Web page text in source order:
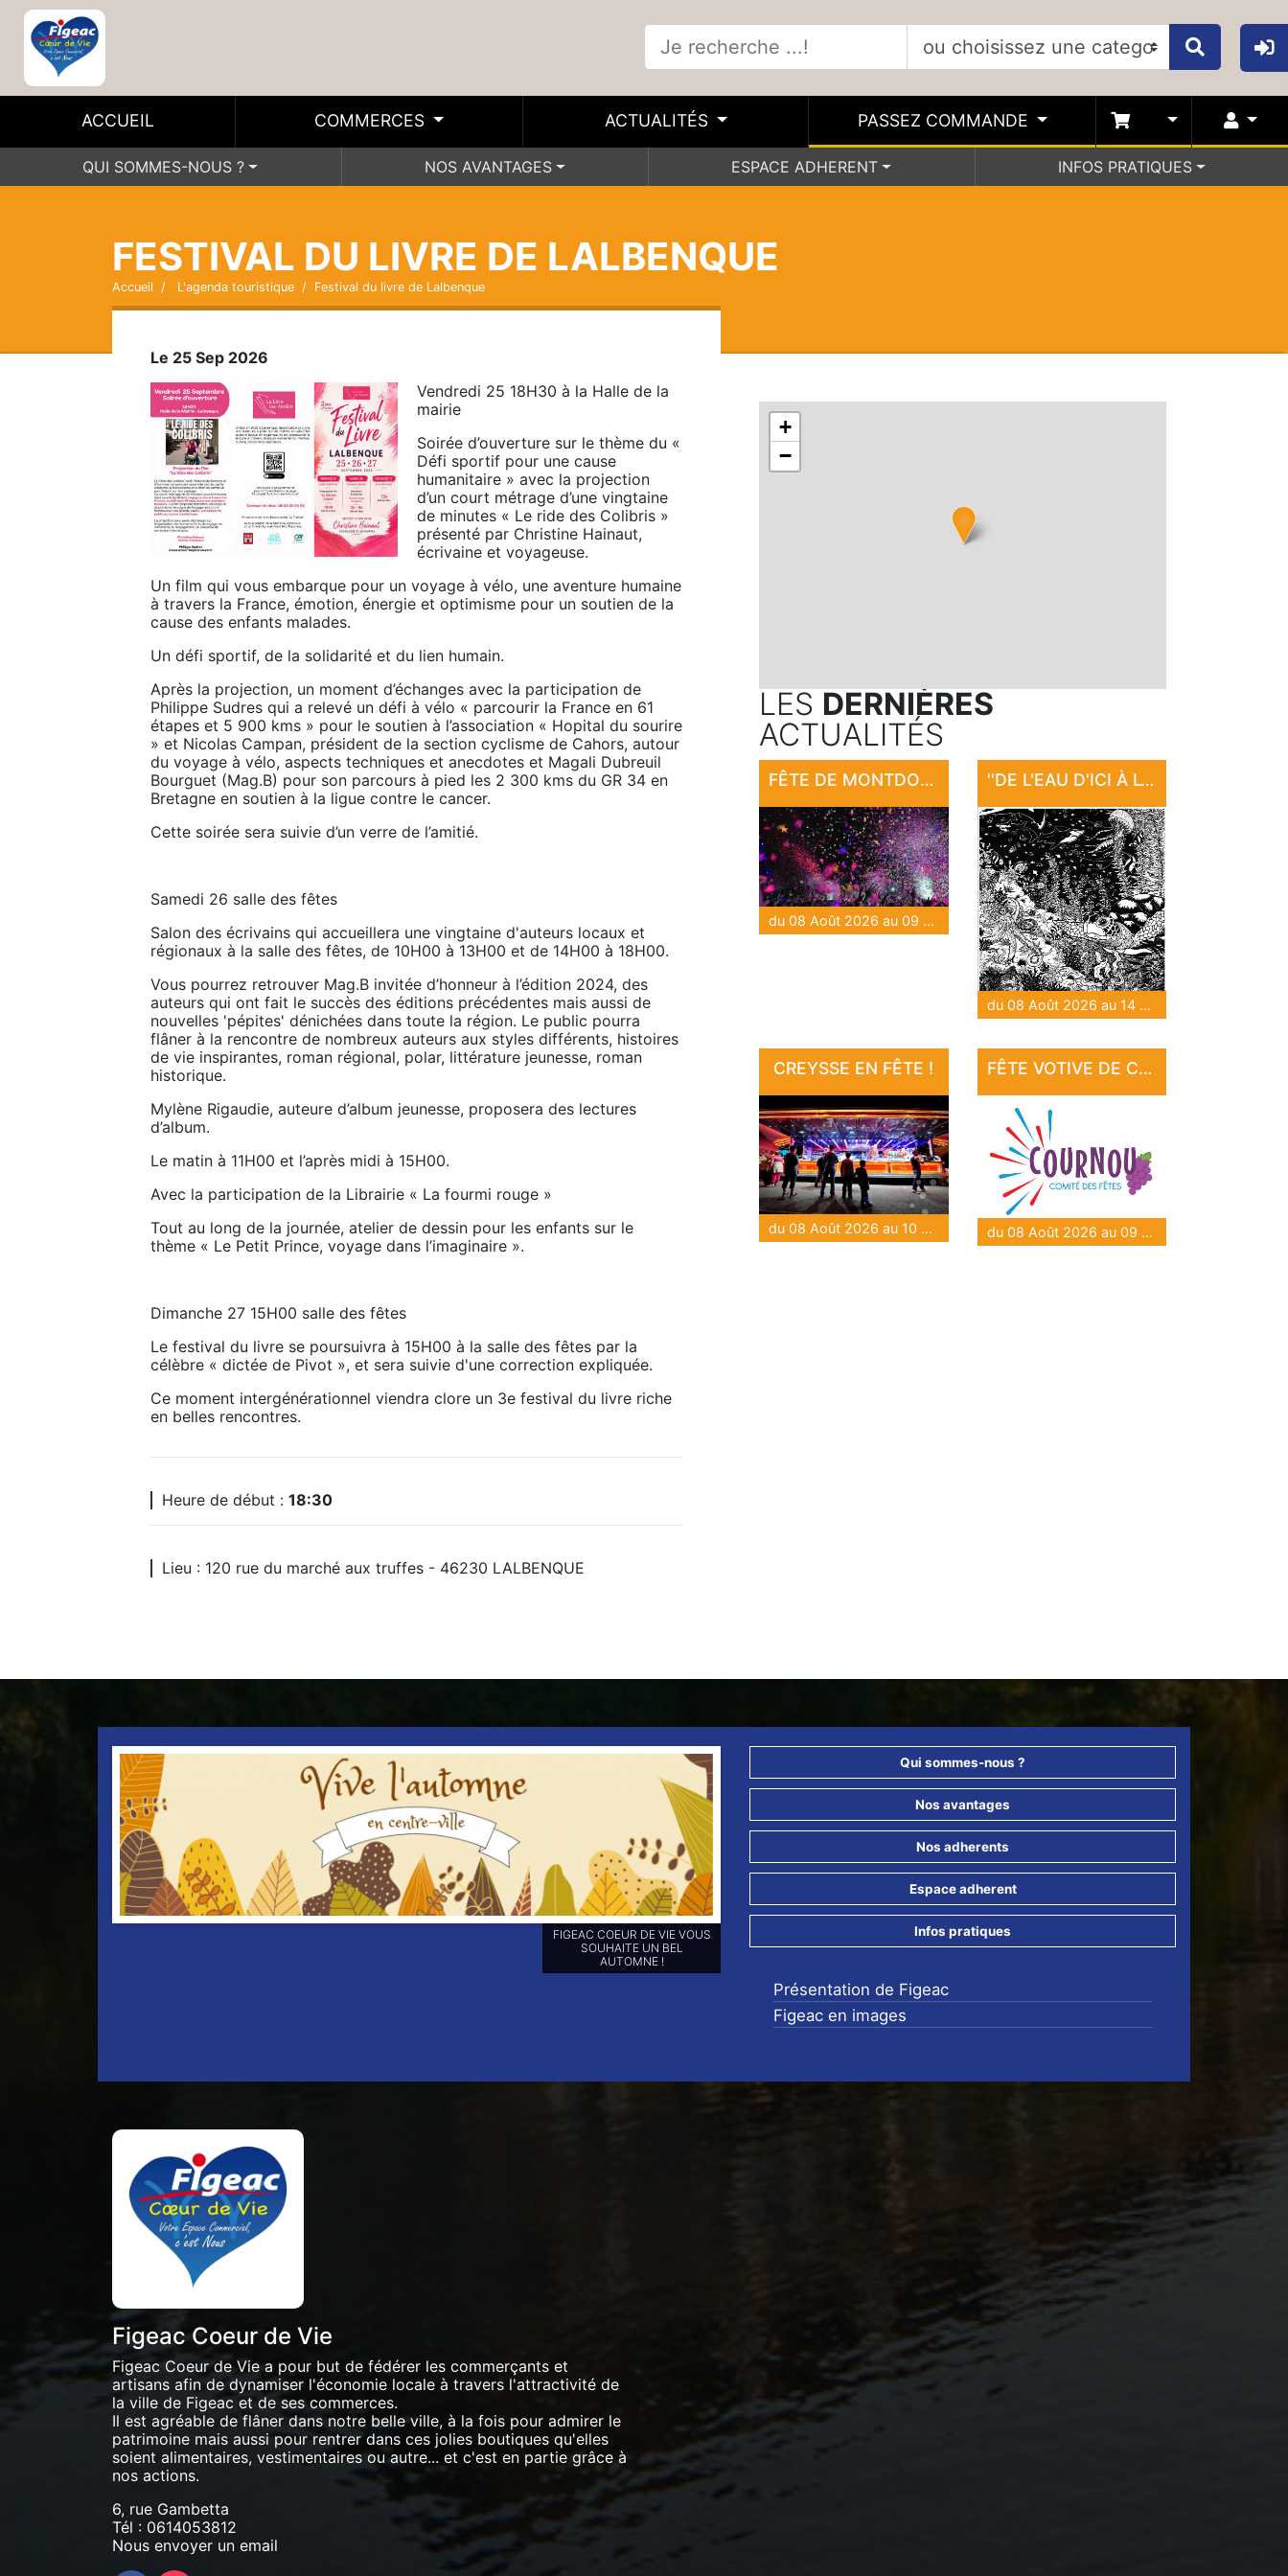
ACCUEIL COMMERCES ACTUALITÉS PASSEZ COMMANDE
QUI SOMMES-NOUS ? NOS AVANTAGES ESPACE ADHERENT INFOS PRATIQUES
FESTIVAL DU LIVRE DE LALBENQUE
Accueil L'agenda touristique Festival du livre de Lalbenque
Le 25 Sep 2026
Vendredi 25 18H30 à la Halle de la
mairie
Soirée d’ouverture sur le thème du «
Défi sportif pour une cause
humanitaire » avec la projection
d’un court métrage d’une vingtaine
de minutes « Le ride des Colibris »
présenté par Christine Hainaut,
écrivaine et voyageuse.
Un film qui vous embarque pour un voyage à vélo, une aventure humaine
à travers la France, émotion, énergie et optimisme pour un soutien de la
cause des enfants malades.
Un défi sportif, de la solidarité et du lien humain.
Après la projection, un moment d’échanges avec la participation de
Philippe Sudres qui a relevé un défi à vélo « parcourir la France en 61
étapes et 5 900 kms » pour le soutien à l’association « Hopital du sourire
» et Nicolas Campan, président de la section cyclisme de Cahors, autour
du voyage à vélo, aspects techniques et anecdotes et Magali Dubreuil
Bourguet (Mag.B) pour son parcours à pied les 2 300 kms du GR 34 en
Bretagne en soutien à la ligue contre le cancer.
Cette soirée sera suivie d’un verre de l’amitié.
Samedi 26 salle des fêtes
Salon des écrivains qui accueillera une vingtaine d'auteurs locaux et
régionaux à la salle des fêtes, de 10H00 à 13H00 et de 14H00 à 18H00.
Vous pourrez retrouver Mag.B invitée d’honneur à l’édition 2024, des
auteurs qui ont fait le succès des éditions précédentes mais aussi de
nouvelles 'pépites' dénichées dans toute la région. Le public pourra
flâner à la rencontre de nombreux auteurs aux styles différents, histoires
de vie inspirantes, roman régional, polar, littérature jeunesse, roman
historique.
Mylène Rigaudie, auteure d’album jeunesse, proposera des lectures
d’album.
Le matin à 11H00 et l’après midi à 15H00.
Avec la participation de la Librairie « La fourmi rouge »
Tout au long de la journée, atelier de dessin pour les enfants sur le
thème « Le Petit Prince, voyage dans l’imaginaire ».
Dimanche 27 15H00 salle des fêtes
Le festival du livre se poursuivra à 15H00 à la salle des fêtes par la
célèbre « dictée de Pivot », et sera suivie d'une correction expliquée.
Ce moment intergénérationnel viendra clore un 3e festival du livre riche
en belles rencontres.
Heure de début : 18:30
Lieu : 120 rue du marché aux truffes - 46230 LALBENQUE
+
−
LES DERNIÈRES
ACTUALITÉS
FÊTE DE MONTDOUMERC
du 08 Août 2026 au 09 Août 2026
''DE L'EAU D'ICI À L'EAU DE LÀ'' : EXPOSITION "SANCTUAIRE"
du 08 Août 2026 au 14 Août 2026
CREYSSE EN FÊTE !
du 08 Août 2026 au 10 Août 2026
FÊTE VOTIVE DE COURNOU
du 08 Août 2026 au 09 Août 2026
FIGEAC COEUR DE VIE VOUS
SOUHAITE UN BEL
AUTOMNE !
Qui sommes-nous ?
Nos avantages
Nos adherents
Espace adherent
Infos pratiques
Présentation de Figeac
Figeac en images
Figeac Coeur de Vie
Figeac Coeur de Vie a pour but de fédérer les commerçants et
artisans afin de dynamiser l'économie locale à travers l'attractivité de
la ville de Figeac et de ses commerces.
Il est agréable de flâner dans notre belle ville, à la fois pour admirer le
patrimoine mais aussi pour rentrer dans ces jolies boutiques qu'elles
soient alimentaires, vestimentaires ou autre... et c'est en partie grâce à
nos actions.
6, rue Gambetta
Tél : 0614053812
Nous envoyer un email